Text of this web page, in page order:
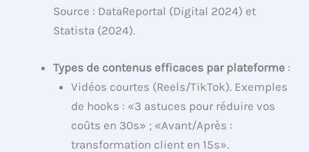
Source : DataReportal (Digital 2024) et
Statista (2024).
Types de contenus efficaces par plateforme :
Vidéos courtes (Reels/TikTok). Exemples
de hooks : «3 astuces pour réduire vos
coûts en 30s» ; «Avant/Après :
transformation client en 15s».